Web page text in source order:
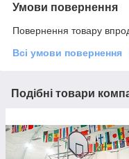
Умови повернення
Повернення товару
Всі умови повернення
Подібні товари